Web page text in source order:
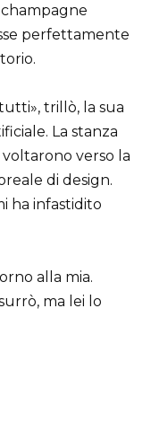
champagne
perfettamente
trillò, la sua
La stanza
verso la
di design.
ha infastidito
alla mia.
ma lei lo